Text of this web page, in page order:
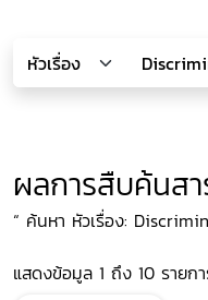
ผลการสืบค้นส
“ ค้นหา หัวเรื่อง:
แสดงข้อมูล 1 ถึง 10 รายก